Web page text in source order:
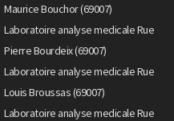
Maurice Bouchor (69007)
Laboratoire analyse medicale Rue
Pierre Bourdeix (69007)
Laboratoire analyse medicale Rue
Louis Broussas (69007)
Laboratoire analyse medicale Rue